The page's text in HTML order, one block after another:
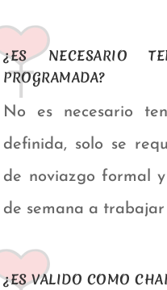
¿ES NECESARIO
PROGRAMADA?
No es necesario
definida, solo se
de noviazgo formal
de semana a trabajar
¿ES VALIDO COMO